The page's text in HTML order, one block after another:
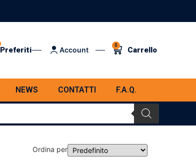
Preferiti Account
0 Carrello
NEWS CONTATTI F.A.Q.
Ordina per
Sort Products